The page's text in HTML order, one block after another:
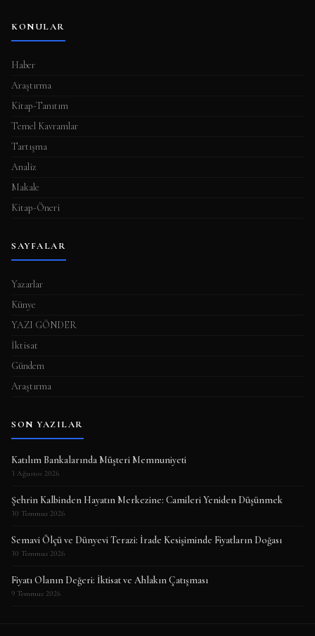
KONULAR
Haber
Araştırma
Kitap-Tanıtım
Temel Kavramlar
Tartışma
Analiz
Makale
Kitap-Öneri
SAYFALAR
Yazarlar
Künye
YAZI GÖNDER
İktisat
Gündem
Araştırma
SON YAZILAR
Katılım Bankalarında Müşteri Memnuniyeti
3 Ağustos 2026
Şehrin Kalbinden Hayatın Merkezine: Camileri Yeniden Düşünmek
30 Temmuz 2026
Semavi Ölçü ve Dünyevi Terazi: İrade Kesişiminde Fiyatların Doğası
30 Temmuz 2026
Fiyatı Olanın Değeri: İktisat ve Ahlakın Çatışması
9 Temmuz 2026